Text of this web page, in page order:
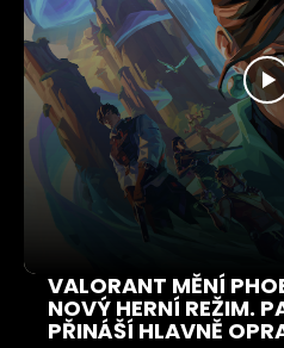
VALORANT MĚNÍ
NOVÝ HERNÍ REŽIM.
PŘINÁŠÍ HLAVNĚ